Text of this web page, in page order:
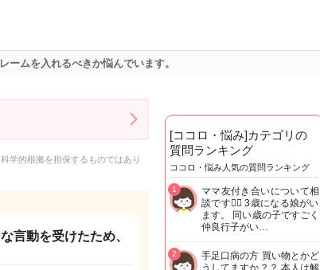
ームを入れるべきか悩んでいます。
学的根拠を担保するものではあり
言動を受けたため、
[ココロ・悩み]カテゴリの
質問ランキング
ココロ・悩み人気の質問ランキング
ママ友付き合いについて相
談です🙇‍♂️ 3歳になる娘がい
ます。 同い歳の子ですごく
仲良行子がい…
1
手足口病の方 買い物とかど
うしてますか？？ 本人は解
2